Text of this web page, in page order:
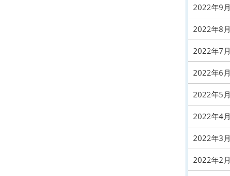
2022年9月
2022年8月
2022年7月
2022年6月
2022年5月
2022年4月
2022年3月
2022年2月